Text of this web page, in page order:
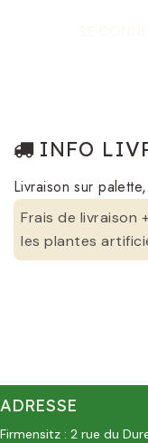
INFO
Livraison sur
Frais de livraison
les plantes
ADRESSE
Firmensitz : 2 rue du